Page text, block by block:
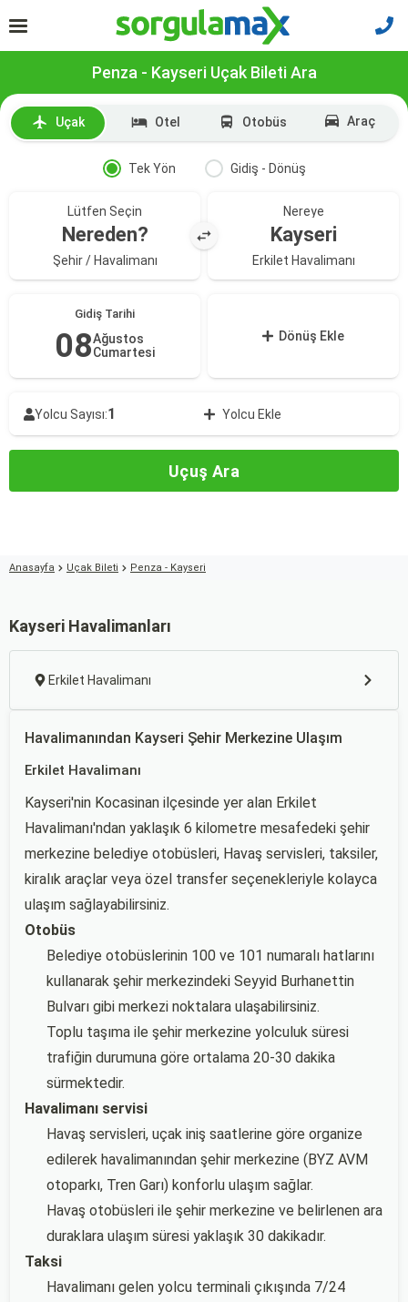
Penza - Kayseri Uçak Bileti Ara
Uçak Otel Otobüs Araç
Tek Yön Gidiş - Dönüş
Lütfen Seçin
Nereden?
Şehir / Havalimanı
Nereye
Kayseri
Erkilet Havalimanı
Gidiş Tarihi
08Ağustos
Cumartesi
Dönüş Ekle
Yolcu Sayısı:1 Yolcu Ekle
Uçuş Ara
Anasayfa Uçak Bileti Penza - Kayseri
Kayseri Havalimanları
Erkilet Havalimanı
Havalimanından Kayseri Şehir Merkezine Ulaşım
Erkilet Havalimanı
Kayseri'nin Kocasinan ilçesinde yer alan Erkilet
Havalimanı'ndan yaklaşık 6 kilometre mesafedeki şehir
merkezine belediye otobüsleri, Havaş servisleri, taksiler,
kiralık araçlar veya özel transfer seçenekleriyle kolayca
ulaşım sağlayabilirsiniz.
Otobüs
Belediye otobüslerinin 100 ve 101 numaralı hatlarını
kullanarak şehir merkezindeki Seyyid Burhanettin
Bulvarı gibi merkezi noktalara ulaşabilirsiniz.
Toplu taşıma ile şehir merkezine yolculuk süresi
trafiğin durumuna göre ortalama 20-30 dakika
sürmektedir.
Havalimanı servisi
Havaş servisleri, uçak iniş saatlerine göre organize
edilerek havalimanından şehir merkezine (BYZ AVM
otoparkı, Tren Garı) konforlu ulaşım sağlar.
Havaş otobüsleri ile şehir merkezine ve belirlenen ara
duraklara ulaşım süresi yaklaşık 30 dakikadır.
Taksi
Havalimanı gelen yolcu terminali çıkışında 7/24